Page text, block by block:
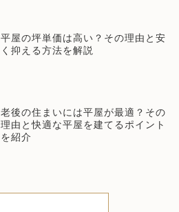
平屋の坪単価は高い？その理由と安
く抑える方法を解説
老後の住まいには平屋が最適？その
理由と快適な平屋を建てるポイント
を紹介